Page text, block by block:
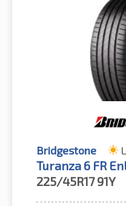
Bridgestone
Turanza 6 FR
225/45R17 91Y